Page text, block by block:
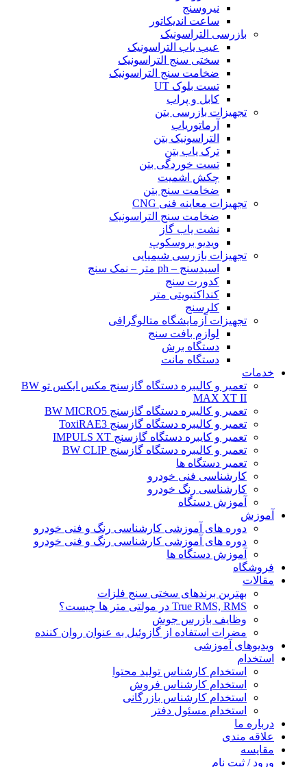
نیروسنج
ساعت اندیکاتور
بازرسی التراسونیک
عیب یاب التراسونیک
سختی سنج التراسونیک
ضخامت سنج التراسونیک
تست بلوک UT
کابل و پراب
تجهیزات بازرسی بتن
آرماتوریاب
التراسونیک بتن
ترک یاب بتن
تست خوردگی بتن
چکش اشمیت
ضخامت سنج بتن
تجهیزات معاینه فنی CNG
ضخامت سنج التراسونیک
نشت یاب گاز
ویدیو بروسکوپ
تجهیزات بازرسی شیمیایی
اسیدسنج – ph متر – نمک سنج
کدورت سنج
کنداکتیویتی متر
کلرسنج
تجهیزات آزمایشگاه متالوگرافی
لوازم بافت سنج
دستگاه برش
دستگاه مانت
خدمات
تعمیر و کالیبره دستگاه گازسنج مکس ایکس تو BW
MAX XT II
تعمیر و کالیبره دستگاه گازسنج BW MICRO5
تعمیر و کالیبره دستگاه گازسنج ToxiRAE3
تعمیر و کایبره دستگاه گازسنج IMPULS XT
تعمیر و کالیبره دستگاه گازسنج BW CLIP
تعمیر دستگاه ها
کارشناسی فنی خودرو
کارشناسی رنگ خودرو
آموزش دستگاه
آموزش
دوره های آموزشی کارشناسی رنگ و فنی خودرو
دوره های آموزشی کارشناسی رنگ و فنی خودرو
آموزش دستگاه ها
فروشگاه
مقالات
بهترین برندهای سختی سنج فلزات
True RMS, RMS در مولتی متر ها چیست؟
وظایف بازرس جوش
مضرات استفاده از گازوئیل به عنوان روان کننده
ویدیوهای آموزشی
استخدام
استخدام کارشناس تولید محتوا
استخدام کارشناس فروش
استخدام کارشناس بازرگانی
استخدام مسئول دفتر
درباره ما
علاقه مندی
مقایسه
ورود / ثبت نام